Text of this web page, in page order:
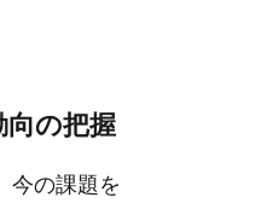
向の​把握
今の​課題を​